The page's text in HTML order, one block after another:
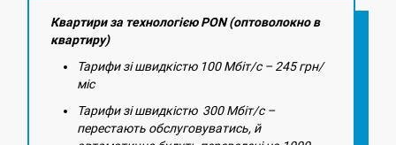
Квартири за технологією PON (оптоволокно в
квартиру)
Тарифи зі швидкістю 100 Мбіт/с – 245 грн/
міс
Тарифи зі швидкістю 300 Мбіт/с –
перестають обслуговуватись, й